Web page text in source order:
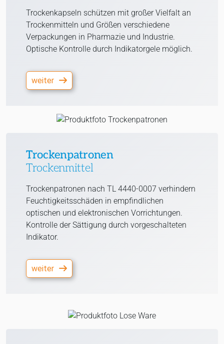
Trockenkapseln schützen mit großer Vielfalt an
Trockenmitteln und Größen verschiedene
Verpackungen in Pharmazie und Industrie.
Optische Kontrolle durch Indikatorgele möglich.
weiter
Trockenpatronen
Trockenmittel
Trockenpatronen nach TL 4440-0007 verhindern
Feuchtigkeitsschäden in empfindlichen
optischen und elektronischen Vorrichtungen.
Kontrolle der Sättigung durch vorgeschalteten
Indikator.
weiter